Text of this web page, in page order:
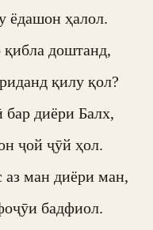
ёдашон ҳалол.
доштанд,
қилу қол?
бар диёри Балх,
ҷой ҷӯй ҳол.
аз ман диёри ман,
бадфиол.